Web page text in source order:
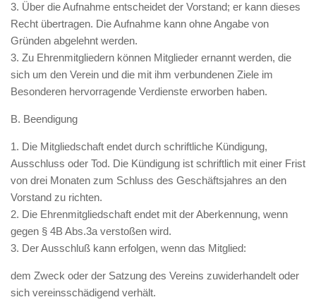
3. Über die Aufnahme entscheidet der Vorstand; er kann dieses
Recht übertragen. Die Aufnahme kann ohne Angabe von
Gründen abgelehnt werden.
3. Zu Ehrenmitgliedern können Mitglieder ernannt werden, die
sich um den Verein und die mit ihm verbundenen Ziele im
Besonderen hervorragende Verdienste erworben haben.
B. Beendigung
1. Die Mitgliedschaft endet durch schriftliche Kündigung,
Ausschluss oder Tod. Die Kündigung ist schriftlich mit einer Frist
von drei Monaten zum Schluss des Geschäftsjahres an den
Vorstand zu richten.
2. Die Ehrenmitgliedschaft endet mit der Aberkennung, wenn
gegen § 4B Abs.3a verstoßen wird.
3. Der Ausschluß kann erfolgen, wenn das Mitglied:
dem Zweck oder der Satzung des Vereins zuwiderhandelt oder
sich vereinsschädigend verhält.